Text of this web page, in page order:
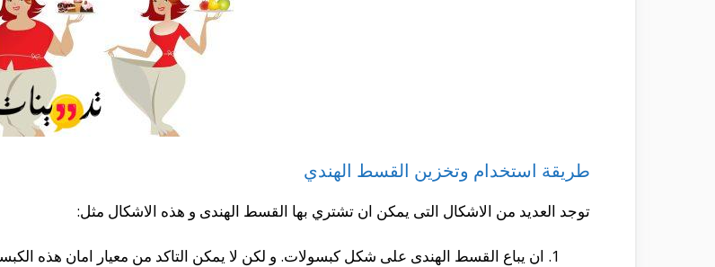
طريقة استخدام وتخزين القسط الهندي
توجد العديد من الاشكال التى يمكن ان تشتري بها القسط الهندى و هذه الاشكال مثل:
ان يباع القسط الهندى على شكل كبسولات. و لكن لا يمكن التاكد من معيار امان هذه